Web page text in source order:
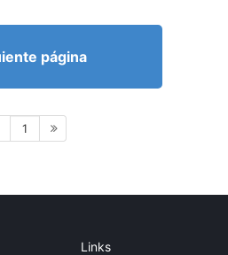
página
1
Links